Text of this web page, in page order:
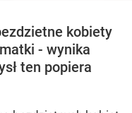
kobiety
- wynika
ten popiera